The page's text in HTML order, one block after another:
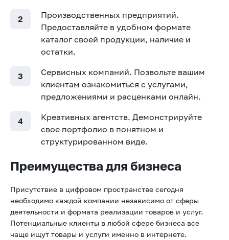
Производственных предприятий.
Предоставляйте в удобном формате
каталог своей продукции, наличие и
остатки.
Сервисных компаний. Позвольте вашим
клиентам ознакомиться с услугами,
предложениями и расценками онлайн.
Креативных агентств. Демонстрируйте
свое портфолио в понятном и
структурированном виде.
Преимущества для бизнеса
Присутствие в цифровом пространстве сегодня
необходимо каждой компании независимо от сферы
деятельности и формата реализации товаров и услуг.
Потенциальные клиенты в любой сфере бизнеса все
чаще ищут товары и услуги именно в интернете.